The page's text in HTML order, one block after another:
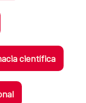
científica